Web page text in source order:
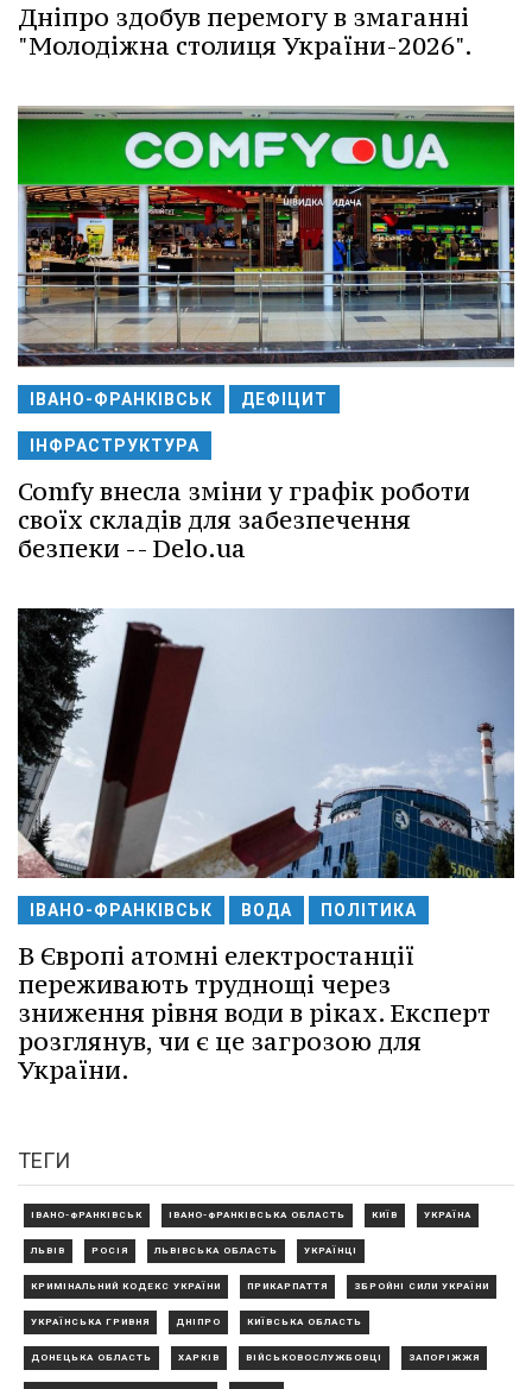
Дніпро здобув перемогу в змаганні
"Молодіжна столиця України-2026".
ІВАНО-ФРАНКІВСЬК ДЕФІЦИТ
ІНФРАСТРУКТУРА
Comfy внесла зміни у графік роботи
своїх складів для забезпечення
безпеки -- Delo.ua
ІВАНО-ФРАНКІВСЬК ВОДА ПОЛІТИКА
В Європі атомні електростанції
переживають труднощі через
зниження рівня води в ріках. Експерт
розглянув, чи є це загрозою для
України.
ТЕГИ
ІВАНО-ФРАНКІВСЬК ІВАНО-ФРАНКІВСЬКА ОБЛАСТЬ КИЇВ УКРАЇНА
ЛЬВІВ РОСІЯ ЛЬВІВСЬКА ОБЛАСТЬ УКРАЇНЦІ
КРИМІНАЛЬНИЙ КОДЕКС УКРАЇНИ ПРИКАРПАТТЯ ЗБРОЙНІ СИЛИ УКРАЇНИ
УКРАЇНСЬКА ГРИВНЯ ДНІПРО КИЇВСЬКА ОБЛАСТЬ
ДОНЕЦЬКА ОБЛАСТЬ ХАРКІВ ВІЙСЬКОВОСЛУЖБОВЦІ ЗАПОРІЖЖЯ